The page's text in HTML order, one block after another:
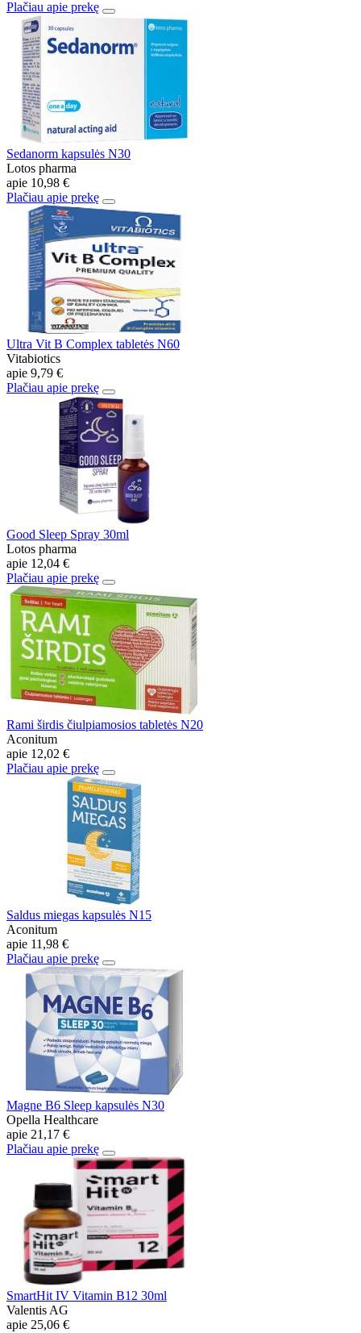
Plačiau apie prekę
Sedanorm kapsulės N30
Lotos pharma
apie 10,98 €
Plačiau apie prekę
Ultra Vit B Complex tabletės N60
Vitabiotics
apie 9,79 €
Plačiau apie prekę
Good Sleep Spray 30ml
Lotos pharma
apie 12,04 €
Plačiau apie prekę
Rami širdis čiulpiamosios tabletės N20
Aconitum
apie 12,02 €
Plačiau apie prekę
Saldus miegas kapsulės N15
Aconitum
apie 11,98 €
Plačiau apie prekę
Magne B6 Sleep kapsulės N30
Opella Healthcare
apie 21,17 €
Plačiau apie prekę
SmartHit IV Vitamin B12 30ml
Valentis AG
apie 25,06 €